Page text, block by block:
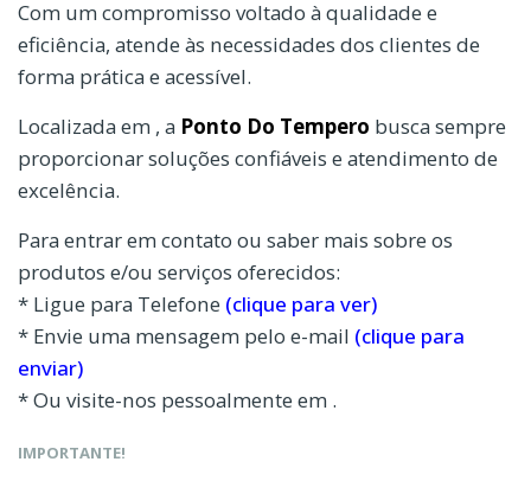
Com um compromisso voltado à qualidade e
eficiência, atende às necessidades dos clientes de
forma prática e acessível.
Localizada em , a Ponto Do Tempero busca sempre
proporcionar soluções confiáveis e atendimento de
excelência.
Para entrar em contato ou saber mais sobre os
produtos e/ou serviços oferecidos:
* Ligue para Telefone (clique para ver)
* Envie uma mensagem pelo e-mail (clique para
enviar)
* Ou visite-nos pessoalmente em .
IMPORTANTE!